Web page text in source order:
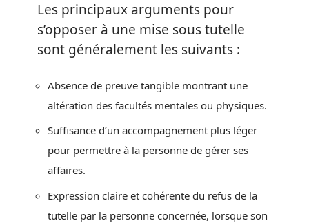
Les principaux arguments pour
s’opposer à une mise sous tutelle
sont généralement les suivants :
Absence de preuve tangible montrant une
altération des facultés mentales ou physiques.
Suffisance d’un accompagnement plus léger
pour permettre à la personne de gérer ses
affaires.
Expression claire et cohérente du refus de la
tutelle par la personne concernée, lorsque son